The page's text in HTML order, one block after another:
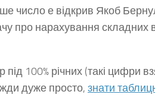
число е відкрив Якоб
про нарахування складних
100% річних (такі цифри
дуже просто, знати